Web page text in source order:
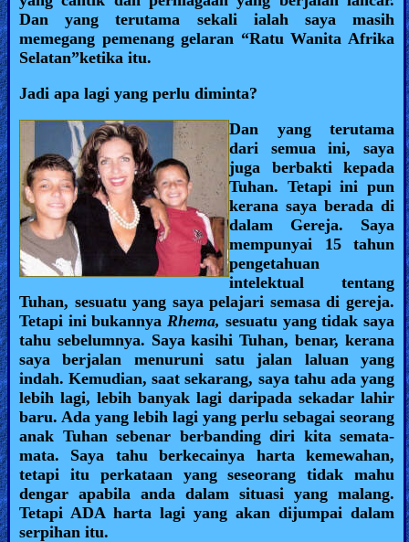
Dan yang terutama sekali ialah saya masih
memegang pemenang gelaran “Ratu Wanita Afrika
Selatan”ketika itu.
Jadi apa lagi yang perlu diminta?
Dan yang terutama
dari semua ini, saya
juga berbakti kepada
Tuhan. Tetapi ini pun
kerana saya berada di
dalam Gereja. Saya
mempunyai 15 tahun
pengetahuan
intelektual tentang
Tuhan, sesuatu yang saya pelajari semasa di gereja.
Tetapi ini bukannya Rhema, sesuatu yang tidak saya
tahu sebelumnya. Saya kasihi Tuhan, benar, kerana
saya berjalan menuruni satu jalan laluan yang
indah. Kemudian, saat sekarang, saya tahu ada yang
lebih lagi, lebih banyak lagi daripada sekadar lahir
baru. Ada yang lebih lagi yang perlu sebagai seorang
anak Tuhan sebenar berbanding diri kita semata-
mata. Saya tahu berkecainya harta kemewahan,
tetapi itu perkataan yang seseorang tidak mahu
dengar apabila anda dalam situasi yang malang.
Tetapi ADA harta lagi yang akan dijumpai dalam
serpihan itu.